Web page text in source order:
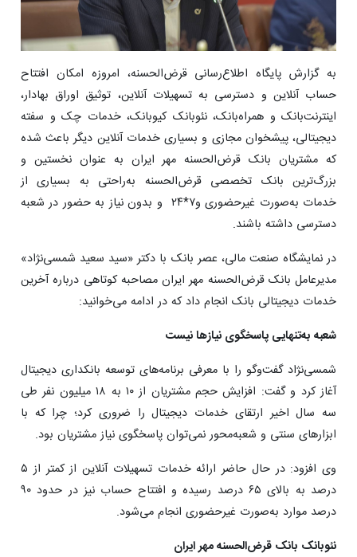
به گزارش پایگاه اطلاع‌رسانی قرض‌الحسنه، امروزه امکان افتتاح
حساب آنلاین و دسترسی به تسهیلات آنلاین، توثیق اوراق بهادار،
اینترنت‌بانک و همراه‌بانک، نئوبانک کیوبانک، خدمات چک و سفته
دیجیتالی، پیشخوان مجازی و بسیاری خدمات آنلاین دیگر باعث شده
که مشتریان بانک قرض‌الحسنه مهر ایران به عنوان نخستین و
بزرگ‌ترین بانک تخصصی قرض‌الحسنه به‌راحتی به بسیاری از
خدمات به‌صورت غیرحضوری و۷*۲۴ و بدون نیاز به حضور در شعبه
دسترسی داشته باشند.
در نمایشگاه صنعت مالی، عصر بانک با دکتر «سید سعید شمسی‌نژاد»
مدیرعامل بانک قرض‌الحسنه مهر ایران مصاحبه کوتاهی درباره آخرین
خدمات دیجیتالی بانک انجام داد که در ادامه می‌خوانید:
شعبه به‌تنهایی پاسخگوی نیازها نیست
شمسی‌نژاد گفت‌وگو را با معرفی برنامه‌های توسعه بانکداری دیجیتال
آغاز کرد و گفت: افزایش حجم مشتریان از ۱۰ به ۱۸ میلیون نفر طی
سه سال اخیر ارتقای خدمات دیجیتال را ضروری کرد؛ چرا که با
ابزارهای سنتی و شعبه‌محور نمی‌توان پاسخگوی نیاز مشتریان بود.
وی افزود: در حال ‌حاضر ارائه خدمات تسهیلات آنلاین از کمتر از ۵
درصد به بالای ۶۵ درصد رسیده‌ و افتتاح حساب نیز در حدود ۹۰
درصد موارد به‌صورت غیرحضوری انجام می‌شود.
نئوبانک‌ بانک قرض‌الحسنه مهر ایران